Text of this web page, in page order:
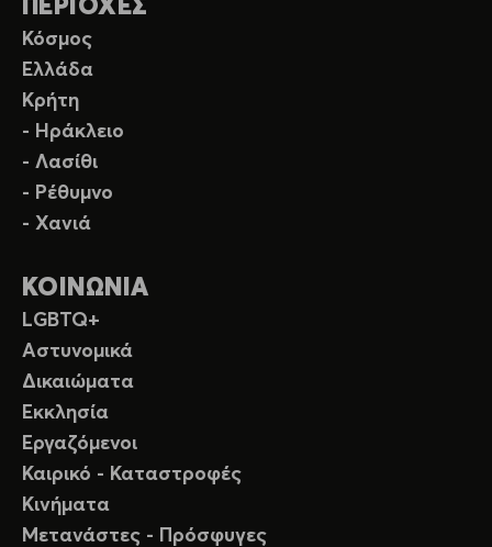
ΠΕΡΙΟΧΕΣ
Κόσμος
Ελλάδα
Κρήτη
- Ηράκλειο
- Λασίθι
- Ρέθυμνο
- Χανιά
ΚΟΙΝΩΝΙΑ
LGBTQ+
Αστυνομικά
Δικαιώματα
Εκκλησία
Εργαζόμενοι
Καιρικό - Καταστροφές
Κινήματα
Μετανάστες - Πρόσφυγες